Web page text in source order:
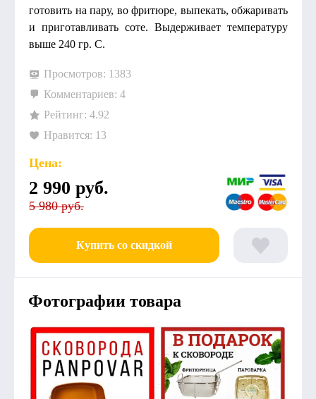
готовить на пару, во фритюре, выпекать, обжаривать
и приготавливать соте. Выдерживает температуру
выше 240 гр. С.
Просмотров: 1383
Комментариев: 4
Рейтинг: 4.92
Нравится: 13
Цена:
2 990 руб.
5 980 руб.
Купить со скидкой
Фотографии товара